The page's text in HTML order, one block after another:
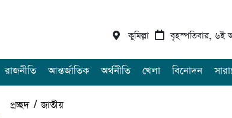
কুমিল্লা বৃহস্পতিবার, ৬ই
রাজনীতি আন্তর্জাতিক অর্থনীতি খেলা বিনোদন
প্রচ্ছদ/জাতীয়